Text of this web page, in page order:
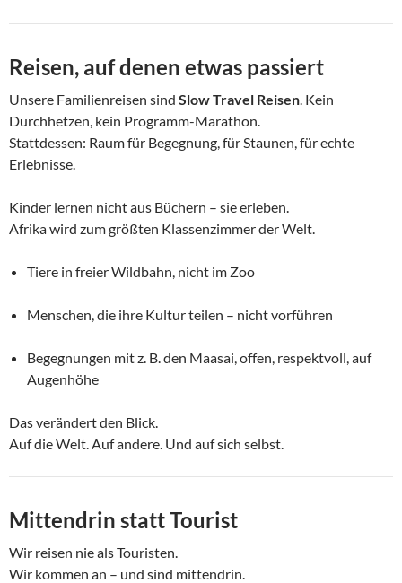
Reisen, auf denen etwas passiert
Unsere Familienreisen sind Slow Travel Reisen. Kein
Durchhetzen, kein Programm-Marathon.
Stattdessen: Raum für Begegnung, für Staunen, für echte
Erlebnisse.
Kinder lernen nicht aus Büchern – sie erleben.
Afrika wird zum größten Klassenzimmer der Welt.
Tiere in freier Wildbahn, nicht im Zoo
Menschen, die ihre Kultur teilen – nicht vorführen
Begegnungen mit z. B. den Maasai, offen, respektvoll, auf
Augenhöhe
Das verändert den Blick.
Auf die Welt. Auf andere. Und auf sich selbst.
Mittendrin statt Tourist
Wir reisen nie als Touristen.
Wir kommen an – und sind mittendrin.